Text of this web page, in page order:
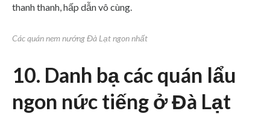
thanh thanh, hấp dẫn vô cùng.
Các quán nem nướng Đà Lạt ngon nhất
10. Danh bạ các quán lẩu
ngon nức tiếng ở Đà Lạt